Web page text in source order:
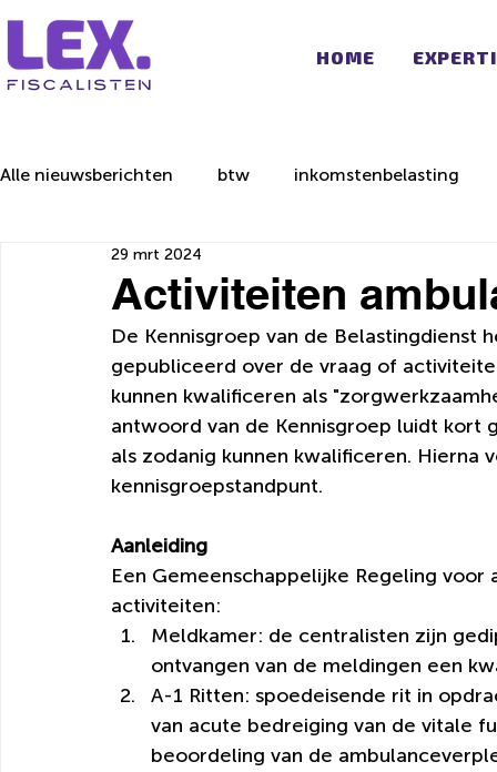
HOME
Alle nieuwsberichten btw inkomstenbelasting
Activiteiten
29 mrt 2024
De Kennisgroep van de
gepubliceerd over de vraag of
kunnen kwalificeren als
antwoord van de Kennisgroep luidt
als zodanig kunnen kwalificeren. Hierna
kennisgroepstandpunt.
Aanleiding
Een Gemeenschappelijke Regeling
activiteiten:
Meldkamer: de centralisten zijn
ontvangen van de meldingen een
A-1 Ritten: spoedeisende rit in
van acute bedreiging van de vitale
beoordeling van de